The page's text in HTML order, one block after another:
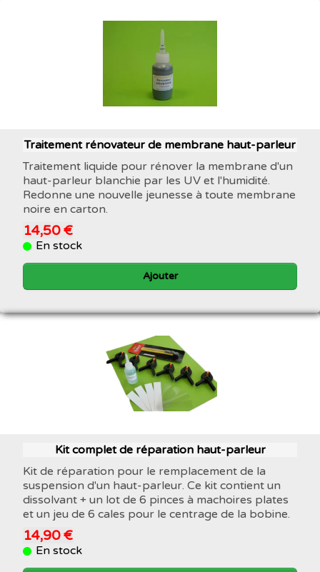
Traitement rénovateur de membrane haut-parleur
Traitement liquide pour rénover la membrane d'un
haut-parleur blanchie par les UV et l'humidité.
Redonne une nouvelle jeunesse à toute membrane
noire en carton.
14,50 €
En stock
Ajouter
Kit complet de réparation haut-parleur
Kit de réparation pour le remplacement de la
suspension d'un haut-parleur. Ce kit contient un
dissolvant + un lot de 6 pinces à machoires plates
et un jeu de 6 cales pour le centrage de la bobine.
14,90 €
En stock